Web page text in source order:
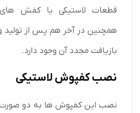
قطعات لاستیکی یا کفش های
همچنین در آخر هم پس از تولید
بازیافت مجدد آن وجود دارد.
نصب کفپوش لاستیکی
نصب این کفپوش ها به دو صورت